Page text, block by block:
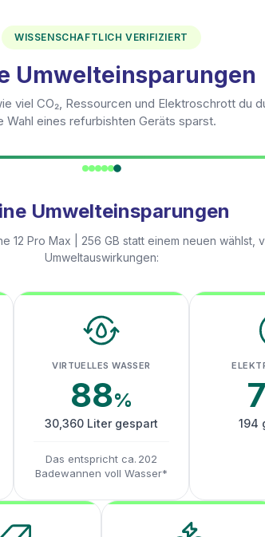
WISSENSCHAFTLICH VERIFIZIERT
Umwelteinsparungen
viel CO₂, Ressourcen und Elektroschrott du
Wahl eines refurbishten Geräts sparst.
Umwelteinsparungen
12 Pro Max | 256 GB statt einem neuen wählst,
Umweltauswirkungen:
VIRTUELLES WASSER
88%
30,360 Liter gespart
Das entspricht ca. 202
Badewannen voll Wasser*
194